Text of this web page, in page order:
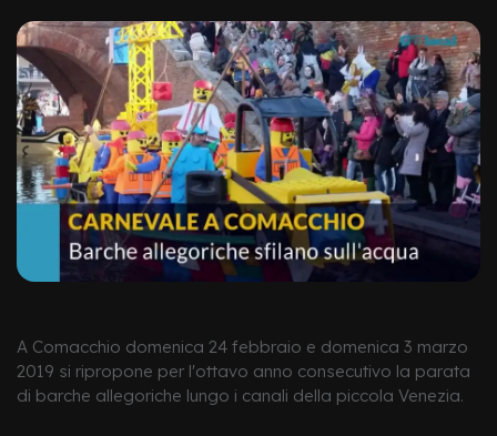
​A Comacchio domenica 24 febbraio e domenica 3 marzo
2019 si ripropone per l'ottavo anno consecutivo la parata
di barche allegoriche lungo i canali della piccola Venezia.​